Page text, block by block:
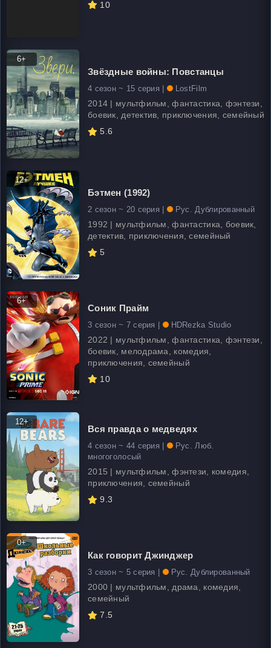
10
6+
Звёздные войны: Повстанцы
4 сезон ~ 15 серия | LostFilm
2014 | мультфильм, фантастика, фэнтези,
боевик, детектив, приключения, семейный
5.6
12+
Бэтмен (1992)
2 сезон ~ 20 серия | Рус. Дублированный
1992 | мультфильм, фантастика, боевик,
детектив, приключения, семейный
5
6+
Соник Прайм
3 сезон ~ 7 серия | HDRezka Studio
2022 | мультфильм, фантастика, фэнтези,
боевик, мелодрама, комедия,
приключения, семейный
10
12+
Вся правда о медведях
4 сезон ~ 44 серия |
Рус. Люб.
многоголосый
2015 | мультфильм, фэнтези, комедия,
приключения, семейный
9.3
0+
Как говорит Джинджер
3 сезон ~ 5 серия | Рус. Дублированный
2000 | мультфильм, драма, комедия,
семейный
7.5